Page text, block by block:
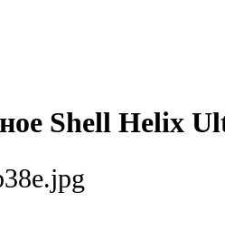
Shell Helix